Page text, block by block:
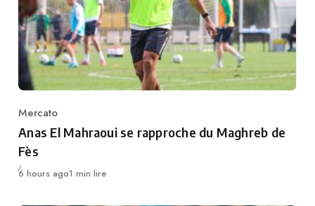
Category
Mercato
Anas El Mahraoui se rapproche du Maghreb de
Fès
Publié
6 hours ago1 min lire